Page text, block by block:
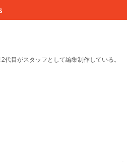
目がスタッフとして編集制作している。